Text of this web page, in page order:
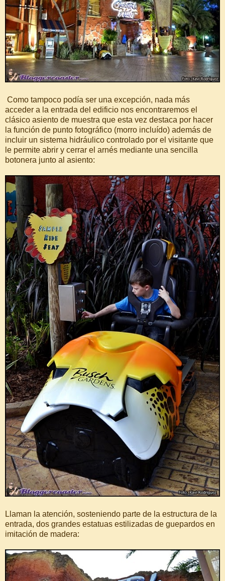
Como tampoco podía ser una excepción, nada más
acceder a la entrada del edificio nos encontraremos el
clásico asiento de muestra que esta vez destaca por hacer
la función de punto fotográfico (morro incluído) además de
incluir un sistema hidráulico controlado por el visitante que
le permite abrir y cerrar el arnés mediante una sencilla
botonera junto al asiento:
Llaman la atención, sosteniendo parte de la estructura de la
entrada, dos grandes estatuas estilizadas de guepardos en
imitación de madera: